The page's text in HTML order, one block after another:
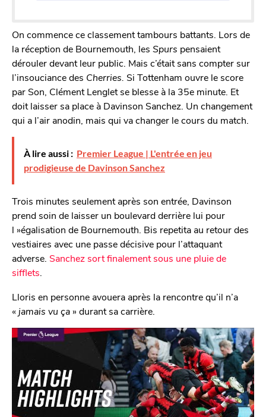
On commence ce classement tambours battants. Lors de
la réception de Bournemouth, les Spurs pensaient
dérouler devant leur public. Mais c’était sans compter sur
l’insouciance des Cherries. Si Tottenham ouvre le score
par Son, Clément Lenglet se blesse à la 35e minute. Et
doit laisser sa place à Davinson Sanchez. Un changement
qui a l’air anodin, mais qui va changer le cours du match.
À lire aussi : Premier League | L'entrée en jeu
prodigieuse de Davinson Sanchez
Trois minutes seulement après son entrée, Davinson
prend soin de laisser un boulevard derrière lui pour
l »égalisation de Bournemouth. Bis repetita au retour des
vestiaires avec une passe décisive pour l’attaquant
adverse. Sanchez sort finalement sous une pluie de
sifflets.
Lloris en personne avouera après la rencontre qu’il n’a
« jamais vu ça » durant sa carrière.